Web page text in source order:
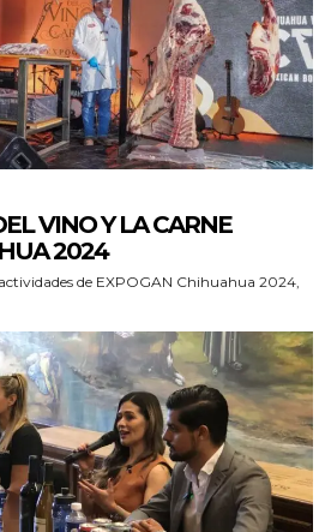
VINO Y LA CARNE
2024